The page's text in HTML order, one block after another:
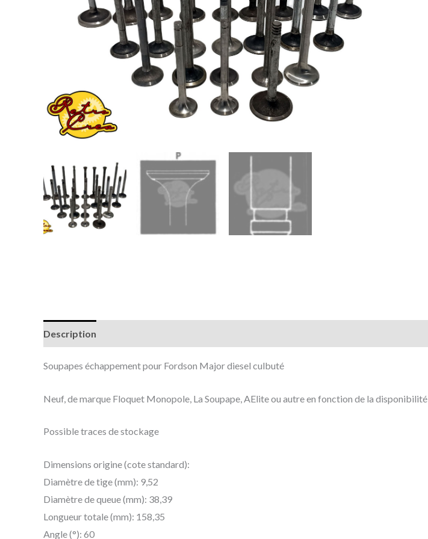
Description
Soupapes échappement pour Fordson Major diesel culbuté
Neuf, de marque Floquet Monopole, La Soupape, AElite ou autre en fonction de la disponibilité
Possible traces de stockage
Dimensions origine (cote standard):
Diamètre de tige (mm): 9,52
Diamètre de queue (mm): 38,39
Longueur totale (mm): 158,35
Angle (°): 60